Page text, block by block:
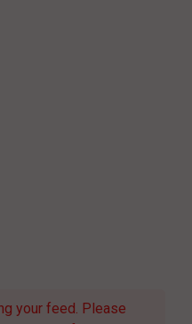
your feed. Please